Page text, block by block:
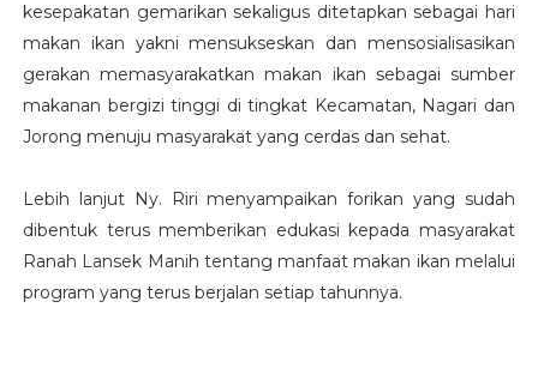
kesepakatan gemarikan sekaligus ditetapkan sebagai hari
makan ikan yakni mensukseskan dan mensosialisasikan
gerakan memasyarakatkan makan ikan sebagai sumber
makanan bergizi tinggi di tingkat Kecamatan, Nagari dan
Jorong menuju masyarakat yang cerdas dan sehat.
Lebih lanjut Ny. Riri menyampaikan forikan yang sudah
dibentuk terus memberikan edukasi kepada masyarakat
Ranah Lansek Manih tentang manfaat makan ikan melalui
program yang terus berjalan setiap tahunnya.